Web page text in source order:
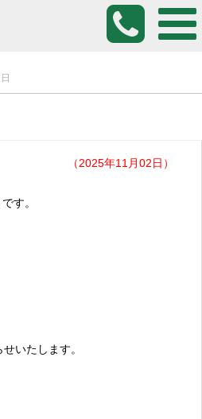
（2025年11月02日）
す。
いたします。